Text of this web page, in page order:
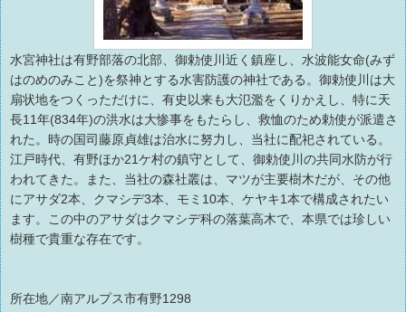
水宮神社は有野部落の北部、御勅使川近く鎮座し、水波能女命(みず
はのめのみこと)を祭神とする水害防護の神社である。御勅使川は大
扇状地をつくっただけに、有史以来も大氾濫をくりかえし、特に天
長11年(834年)の洪水は大惨事をもたらし、救恤のため勅使が派遣さ
れた。時の国司藤原貞雄は治水に努力し、当社に配祀されている。
江戸時代、有野ほか21ケ村の鎮守として、御勅使川の共同水防が行
われてきた。また、当社の森社叢は、マツが主要樹木だが、その他
にアサダ2本、クマシデ3本、モミ10本、ケヤキ1本で構成されたい
ます。この中のアサダはクマシデ科の落葉高木で、本県では珍しい
樹種で貴重な存在です。
所在地／南アルプス市有野1298